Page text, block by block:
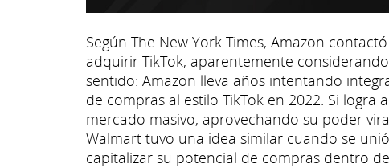
Según The New York Times, Amazon
adquirir TikTok, aparentemente
sentido: Amazon lleva años intentando
de compras al estilo TikTok en 2022. Si logra
mercado masivo, aprovechando su poder
Walmart tuvo una idea similar cuando se
capitalizar su potencial de compras dentro